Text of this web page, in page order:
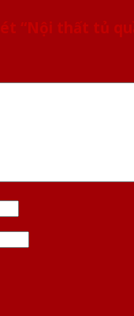
“Nội thất tủ